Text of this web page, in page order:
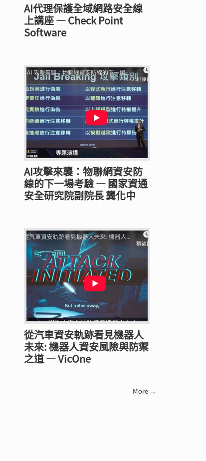
AI代理保護全域網路安全線
上講座 — Check Point
Software
AI攻擊來襲：物聯網資安防
線的下一場考驗 — 國家資通
安全研究院副院長 龔化中
從汽車資安軌跡看見機器人
未來: 機器人資安風險與防禦
之道 — VicOne
More →